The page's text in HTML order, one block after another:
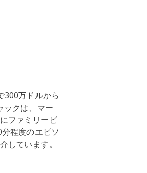
300万ドルから
ックは、マー
ファミリービ
程度のエピソ
しています。